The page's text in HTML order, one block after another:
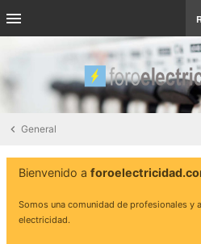
General
Bienvenido a
Somos una comunidad de profesionales y
electricidad.